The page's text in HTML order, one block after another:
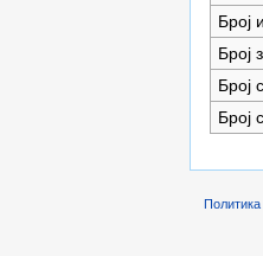
Број
Број
Број
Број
Политика